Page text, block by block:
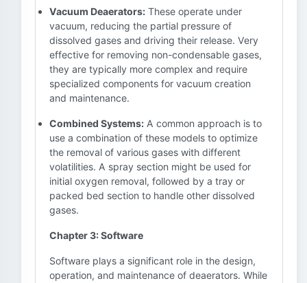
Vacuum Deaerators: These operate under
vacuum, reducing the partial pressure of
dissolved gases and driving their release. Very
effective for removing non-condensable gases,
they are typically more complex and require
specialized components for vacuum creation
and maintenance.
Combined Systems: A common approach is to
use a combination of these models to optimize
the removal of various gases with different
volatilities. A spray section might be used for
initial oxygen removal, followed by a tray or
packed bed section to handle other dissolved
gases.
Chapter 3: Software
Software plays a significant role in the design,
operation, and maintenance of deaerators. While